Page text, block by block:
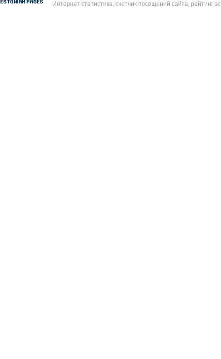
Интернет статистика, счетчик посещений сайта, рейтинг